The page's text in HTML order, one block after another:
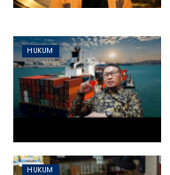
HUKUM
HUKUM